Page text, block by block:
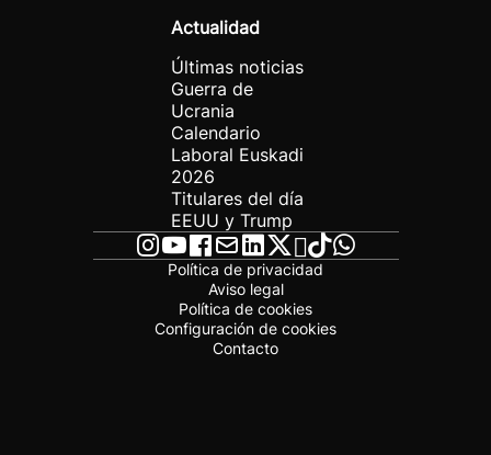
Actualidad
Últimas noticias
Guerra de
Ucrania
Calendario
Laboral Euskadi
2026
Titulares del día
EEUU y Trump
Política de privacidad
Aviso legal
Política de cookies
Configuración de cookies
Contacto